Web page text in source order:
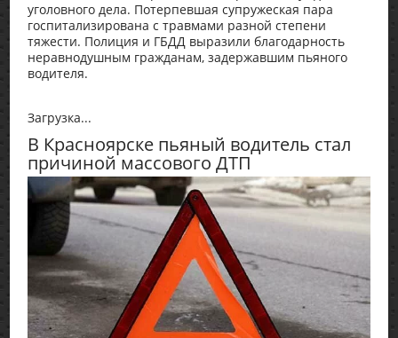
уголовного дела. Потерпевшая супружеская пара
госпитализирована с травмами разной степени
тяжести. Полиция и ГБДД выразили благодарность
неравнодушным гражданам, задержавшим пьяного
водителя.
Загрузка...
В Красноярске пьяный водитель стал
причиной массового ДТП